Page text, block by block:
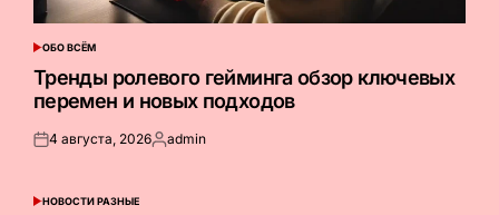
ОПУБЛИКОВАНО
В
ОБО ВСЁМ
Тренды ролевого гейминга обзор ключевых
перемен и новых подходов
Опубликовано
4 августа, 2026Запись
admin
ОПУБЛИКОВАНО
НОВОСТИ РАЗНЫЕ